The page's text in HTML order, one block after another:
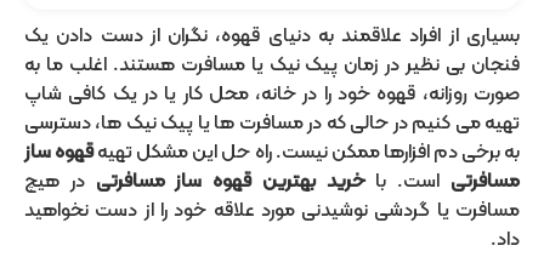
بسیاری از افراد علاقمند به دنیای قهوه، نگران از دست دادن یک
فنجان بی نظیر در زمان پیک نیک یا مسافرت هستند. اغلب ما به
صورت روزانه، قهوه خود را در خانه، محل کار یا در یک کافی شاپ
تهیه می کنیم در حالی که در مسافرت ها یا پیک نیک ها، دسترسی
به برخی دم افزارها ممکن نیست.راه حل این مشکل تهیهقهوه ساز
مسافرتی است. باخرید بهترین قهوه ساز مسافرتی در هیچ
مسافرت یا گردشی نوشیدنی مورد علاقه خود را از دست نخواهید
داد.